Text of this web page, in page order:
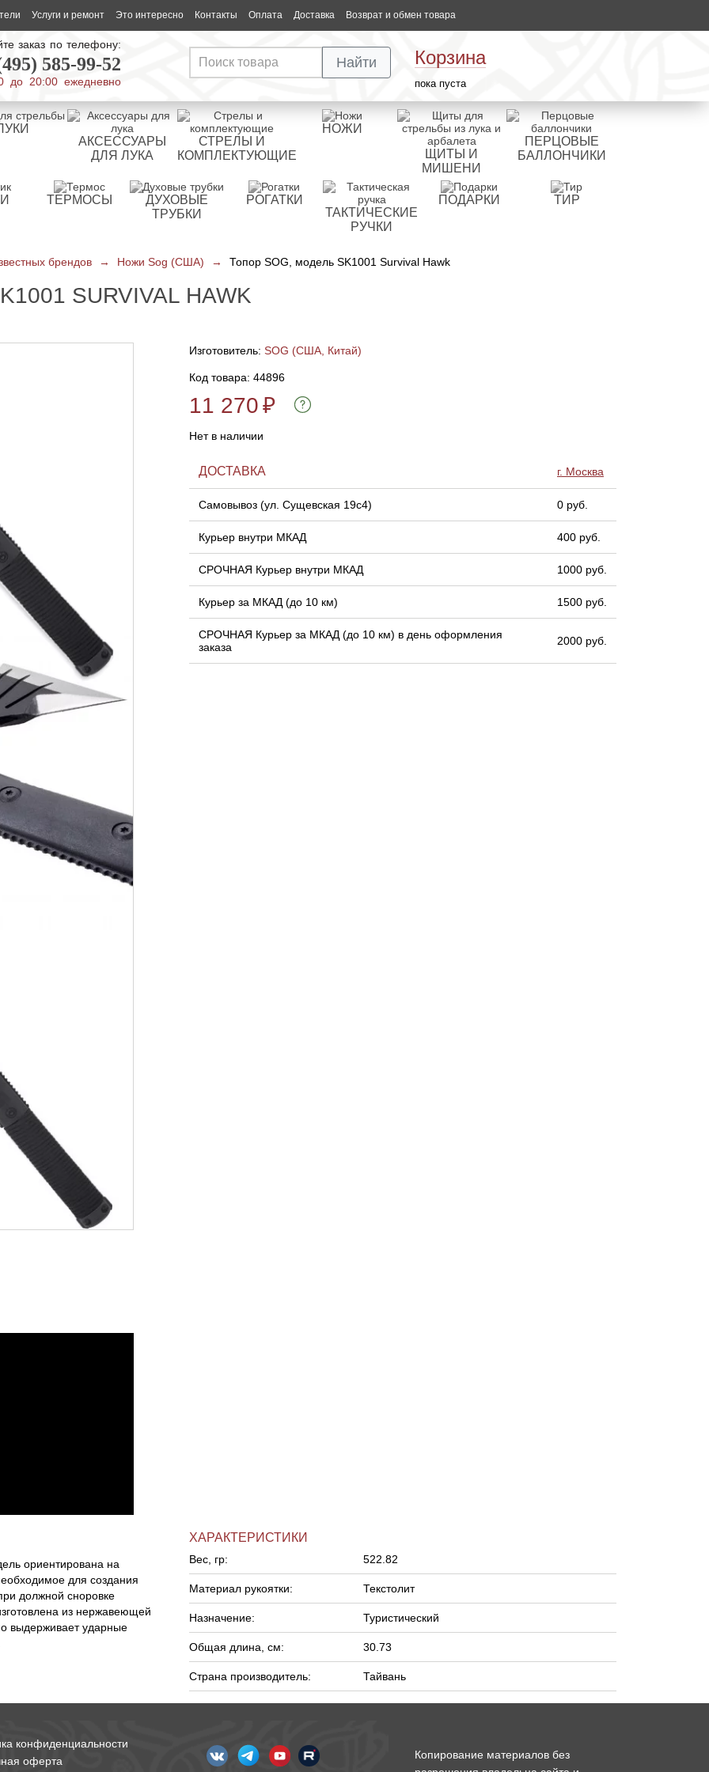
Услуги и ремонт Это интересно Контакты Оплата Доставка Возврат и обмен товара
заказ по телефону:
585-99-52
до 20:00 ежедневно
Корзина
пока пуста
Найти
АКСЕССУАРЫ
ДЛЯ ЛУКА
СТРЕЛЫ И
КОМПЛЕКТУЮЩИЕ
НОЖИ
ЩИТЫ И
МИШЕНИ
ПЕРЦОВЫЕ
БАЛЛОНЧИКИ
ТЕРМОСЫ
ДУХОВЫЕ
ТРУБКИ
РОГАТКИ
ТАКТИЧЕСКИЕ
РУЧКИ
ПОДАРКИ ТИР
брендов → Ножи Sog (США) → Топор SOG, модель SK1001 Survival Hawk
SURVIVAL HAWK
Изготовитель: SOG (США, Китай)
Код товара: 44896
11 270₽
Нет в наличии
ДОСТАВКА г. Москва
Самовывоз (ул. Сущевская 19с4) 0 руб.
Курьер внутри МКАД 400 руб.
СРОЧНАЯ Курьер внутри МКАД 1000 руб.
Курьер за МКАД (до 10 км) 1500 руб.
СРОЧНАЯ Курьер за МКАД (до 10 км) в день оформления
заказа
2000 руб.
ориентирована на
для создания
должной сноровке
из нержавеющей
выдерживает ударные
ХАРАКТЕРИСТИКИ
Вес, гр: 522.82
Материал рукоятки: Текстолит
Назначение: Туристический
Общая длина, см: 30.73
Страна производитель: Тайвань
конфиденциальности
оферта
Копирование материалов без